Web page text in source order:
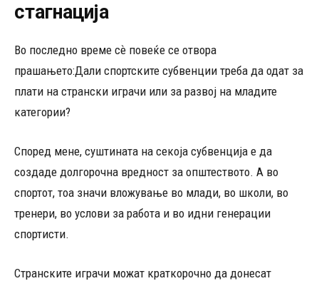
стагнација
Во последно време сѐ повеќе се отвора
прашањето:Дали спортските субвенции треба да одат за
плати на странски играчи или за развој на младите
категории?
Според мене, суштината на секоја субвенција е да
создаде долгорочна вредност за општеството. А во
спортот, тоа значи вложување во млади, во школи, во
тренери, во услови за работа и во идни генерации
спортисти.
Странските играчи можат краткорочно да донесат